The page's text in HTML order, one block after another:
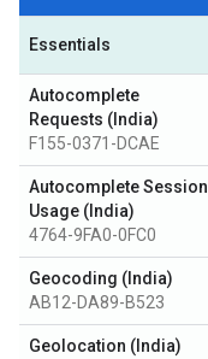
Essentials
Autocomplete
Requests (India)
F155-0371-DCAE
Autocomplete Session
Usage (India)
4764-9FA0-0FC0
Geocoding (India)
AB12-DA89-B523
Geolocation (India)